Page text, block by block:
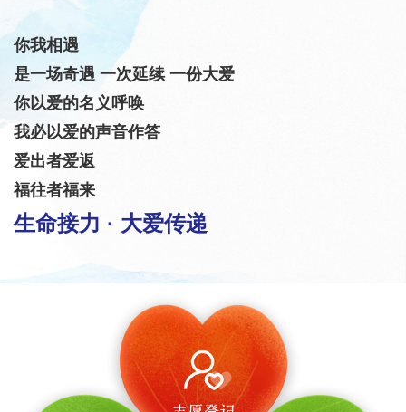
你我相遇
是一场奇遇 一次延续 一份大爱
你以爱的名义呼唤
我必以爱的声音作答
爱出者爱返
福往者福来
生命接力 · 大爱传递